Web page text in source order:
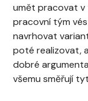
umět pracovat v
pracovní tým
navrhovat
poté realizovat,
dobré
všemu směřují